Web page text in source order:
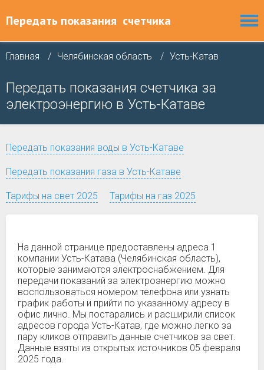
Передать показания счетчика
Главная Челябинская область Усть-Катав
Передать показания счетчика за
электроэнергию в Усть-Катаве
Передать показания воды в Усть-Катаве
Передать показания газа в Усть-Катаве
Тарифы на свет 2025 Тарифы на газ 2025
На данной странице предоставлены адреса 1
компании Усть-Катава (Челябинская область),
которые занимаются электроснабжением. Для
передачи показаний за электроэнергию можно
воспользоваться номером телефона или узнать
график работы и прийти по указанному адресу в
офис лично. Мы постарались и расширили список
адресов города Усть-Катав, где можно легко за
пару кликов отправить данные счетчиков за свет.
Данные взяты из открытых источников 05 февраля
2025 года.